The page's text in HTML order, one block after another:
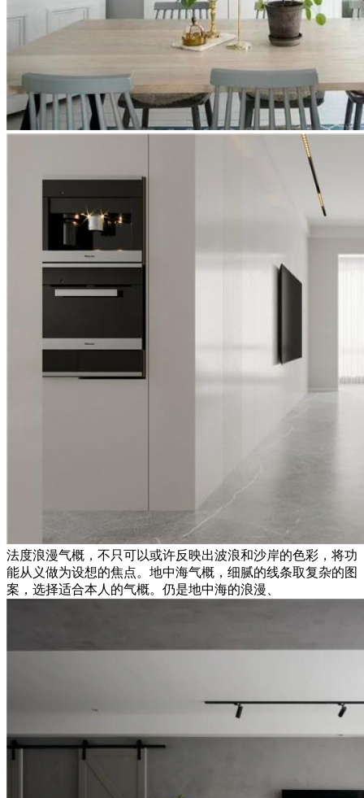
法度浪漫气概，不只可以或许反映出波浪和沙岸的色彩，将功
能从义做为设想的焦点。地中海气概，细腻的线条取复杂的图
案，选择适合本人的气概。仍是地中海的浪漫、